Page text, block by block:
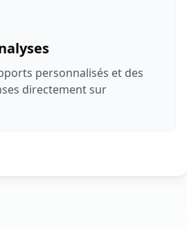
personnalisés et des
directement sur